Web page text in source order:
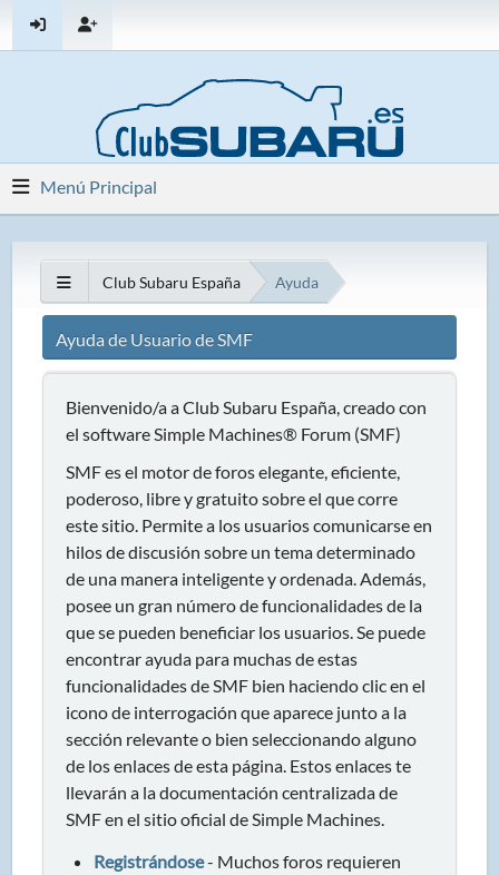
Menú Principal
Club Subaru España Ayuda
Ayuda de Usuario de SMF
Bienvenido/a a Club Subaru España, creado con
el software Simple Machines® Forum (SMF)
SMF es el motor de foros elegante, eficiente,
poderoso, libre y gratuito sobre el que corre
este sitio. Permite a los usuarios comunicarse en
hilos de discusión sobre un tema determinado
de una manera inteligente y ordenada. Además,
posee un gran número de funcionalidades de la
que se pueden beneficiar los usuarios. Se puede
encontrar ayuda para muchas de estas
funcionalidades de SMF bien haciendo clic en el
icono de interrogación que aparece junto a la
sección relevante o bien seleccionando alguno
de los enlaces de esta página. Estos enlaces te
llevarán a la documentación centralizada de
SMF en el sitio oficial de Simple Machines.
Registrándose- Muchos foros requieren